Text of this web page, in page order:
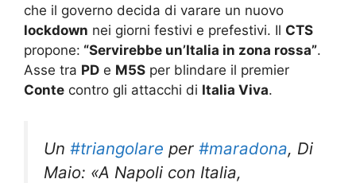
che il governo decida di varare un nuovo
lockdown nei giorni festivi e prefestivi. Il CTS
propone: “Servirebbe un’Italia in zona rossa”.
Asse tra PD e M5S per blindare il premier
Conte contro gli attacchi di Italia Viva.
Un #triangolare per #maradona, Di
Maio: «A Napoli con Italia,